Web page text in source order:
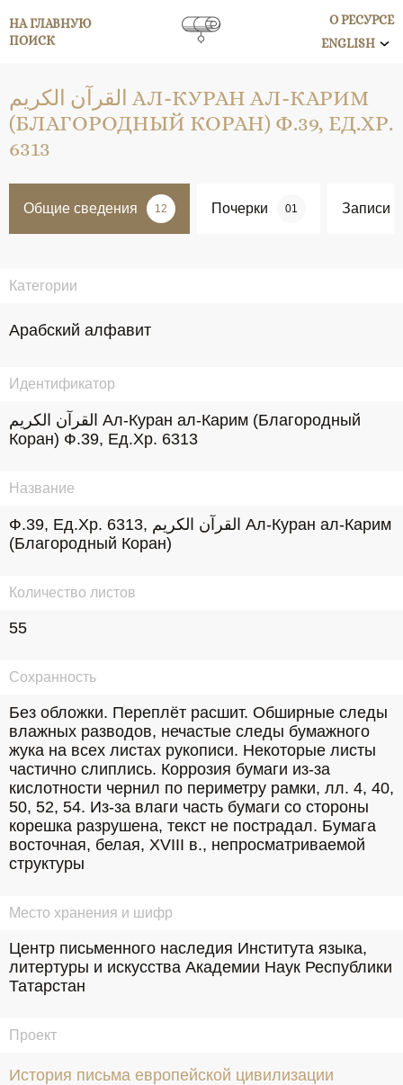
НА ГЛАВНУЮ
ПОИСК
О РЕСУРСЕ
ENGLISH
القرآن الكريم АЛ-КУРАН АЛ-КАРИМ
(БЛАГОРОДНЫЙ КОРАН) Ф.39, ЕД.ХР.
6313
Общие сведения 12 Почерки 01 Записи
Категории
Арабский алфавит
Идентификатор
القرآن الكريم Ал-Куран ал-Карим (Благородный
Коран) Ф.39, Ед.Хр. 6313
Название
Ф.39, Ед.Хр. 6313, القرآن الكريم Ал-Куран ал-Карим
(Благородный Коран)
Количество листов
55
Сохранность
Без обложки. Переплёт расшит. Обширные следы
влажных разводов, нечастые следы бумажного
жука на всех листах рукописи. Некоторые листы
частично слиплись. Коррозия бумаги из-за
кислотности чернил по периметру рамки, лл. 4, 40,
50, 52, 54. Из-за влаги часть бумаги со стороны
корешка разрушена, текст не пострадал. Бумага
восточная, белая, XVIII в., непросматриваемой
структуры
Место хранения и шифр
Центр письменного наследия Института языка,
литертуры и искусства Академии Наук Республики
Татарстан
Проект
История письма европейской цивилизации